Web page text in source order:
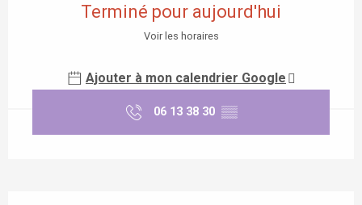
Terminé pour aujourd'hui
Voir les horaires
Ajouter à mon calendrier Google
06 13 38 30 ▒▒